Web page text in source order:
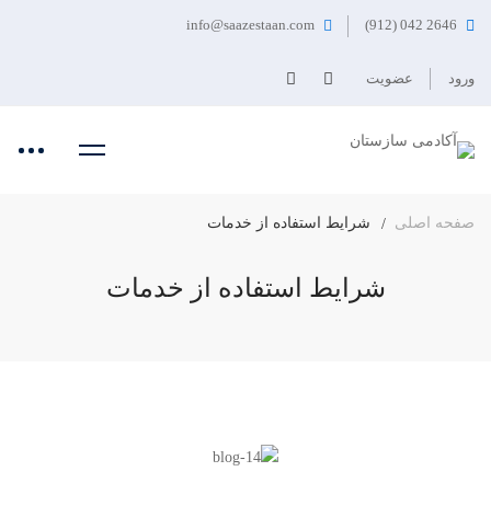
2646 042 (912)
info@saazestaan.com
ورود عضویت
صفحه اصلی شرایط استفاده از خدمات
شرایط استفاده از خدمات